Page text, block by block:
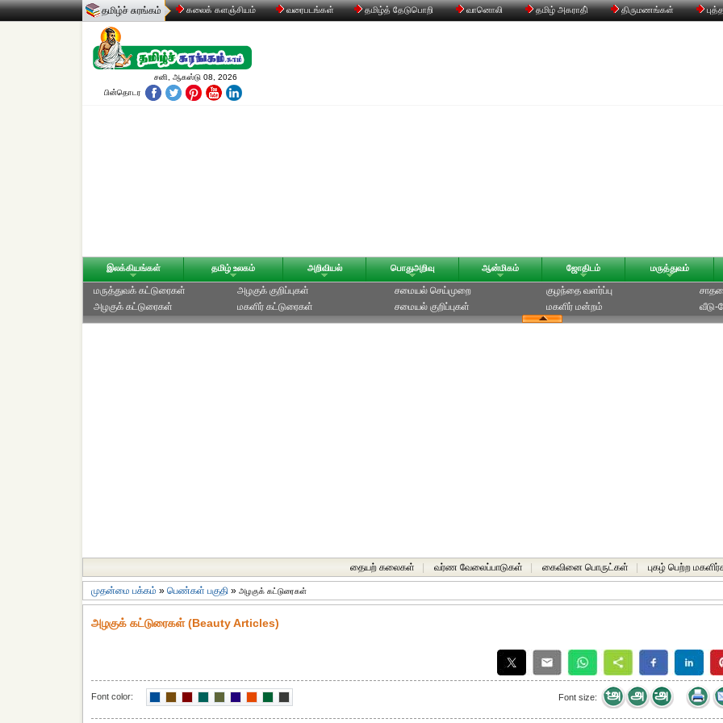
தமிழ்ச் சுரங்கம் கலைக் களஞ்சியம் வரைபடங்கள் தமிழ்த் தேடுபொறி வானொலி தமிழ் அகராதி் திருமணங்கள்
சனி, ஆகஸ்டு 08, 2026
பின்தொடர
இலக்கியங்கள் தமிழ் உலகம் அறிவியல் பொதுஅறிவு ஆன்மிகம் ஜோதிடம் மருத்துவம்
மருத்துவக் கட்டுரைகள்
அழகுக் கட்டுரைகள்
அழகுக் குறிப்புகள்
மகளிர் கட்டுரைகள்
சமையல் செய்முறை
சமையல் குறிப்புகள்
குழந்தை வளர்ப்பு
மகளிர் மன்றம்
வீடு-
தையற் கலைகள் வர்ண வேலைப்பாடுகள் கைவினை பொருட்கள் புகழ் பெற்ற
முதன்மை பக்கம் » பெண்கள் பகுதி » அழகுக் கட்டுரைகள்
அழகுக் கட்டுரைகள் (Beauty Articles)
Font color: Font size: